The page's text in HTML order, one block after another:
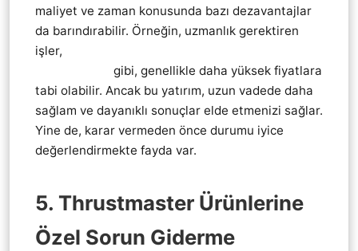
maliyet ve zaman konusunda bazı dezavantajlar
da barındırabilir. Örneğin, uzmanlık gerektiren
işler,
gibi, genellikle daha yüksek fiyatlara
tabi olabilir. Ancak bu yatırım, uzun vadede daha
sağlam ve dayanıklı sonuçlar elde etmenizi sağlar.
Yine de, karar vermeden önce durumu iyice
değerlendirmekte fayda var.
5. Thrustmaster Ürünlerine
Özel Sorun Giderme